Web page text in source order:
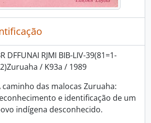
DFFUNAI RJMI BIB-LIV-39(81=1-
/ K93a / 1989
caminho das malocas Zuruaha:
e identificação de um
indígena desconhecido.